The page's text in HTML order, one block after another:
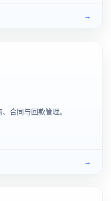
→
合同与回款管理。
→